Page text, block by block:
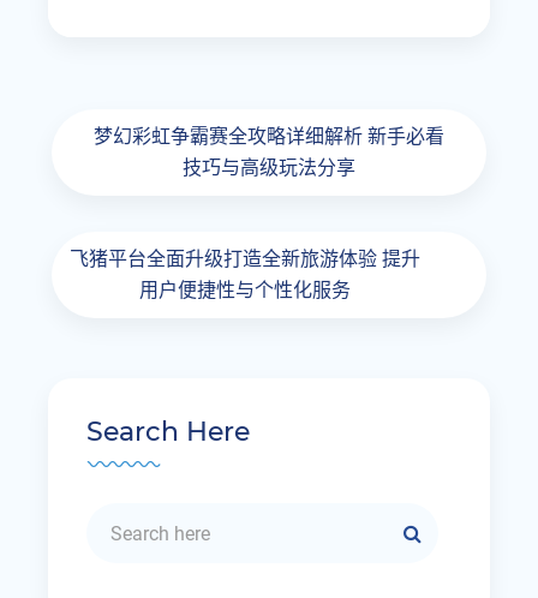
梦幻彩虹争霸赛全攻略详细解析 新手必看
技巧与高级玩法分享
飞猪平台全面升级打造全新旅游体验 提升
用户便捷性与个性化服务
Search Here